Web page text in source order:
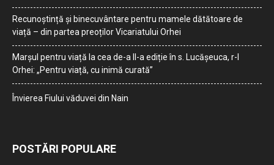
Recunoștință și binecuvântare pentru mamele dătătoare de
viață – din partea preoților Vicariatului Orhei
Marșul pentru viață la cea de-a II-a ediție în s. Lucășeuca, r-l
Orhei: „Pentru viață, cu inimă curată”
Învierea Fiului văduvei din Nain
POSTĂRI POPULARE